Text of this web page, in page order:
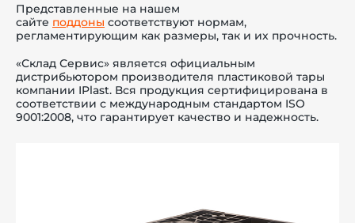
Представленные на нашем
сайте поддоны соответствуют нормам,
регламентирующим как размеры, так и их прочность.
«Склад Сервис» является официальным
дистрибьютором производителя пластиковой тары
компании IPlast. Вся продукция сертифицирована в
соответствии с международным стандартом ISO
9001:2008, что гарантирует качество и надежность.